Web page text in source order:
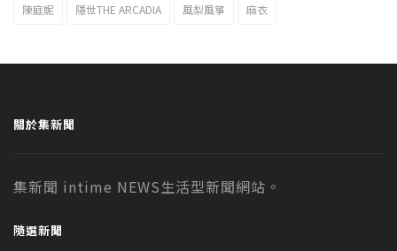
陳庭妮 隱世THE ARCADIA 風梨風箏 麻衣
關於集新聞
集新聞 intime NEWS生活型新聞網站。
隨選新聞